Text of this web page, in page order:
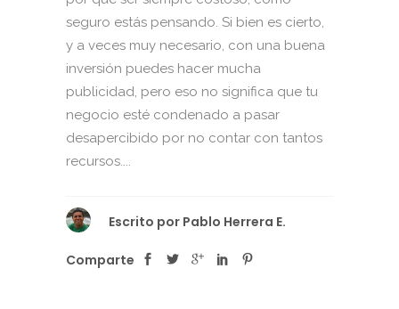
seguro estás pensando. Si bien es cierto,
y a veces muy necesario, con una buena
inversión puedes hacer mucha
publicidad, pero eso no significa que tu
negocio esté condenado a pasar
desapercibido por no contar con tantos
recursos....
Escrito por Pablo Herrera E.
Comparte